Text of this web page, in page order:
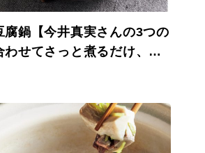
腐鍋【今井真実さんの3つの
わせてさっと煮るだけ、ご